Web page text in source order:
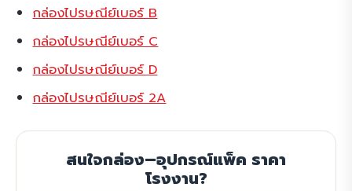
กล่องไปรษณีย์เบอร์ B
กล่องไปรษณีย์เบอร์ C
กล่องไปรษณีย์เบอร์ D
กล่องไปรษณีย์เบอร์ 2A
สนใจกล่อง–อุปกรณ์แพ็ค ราคา
โรงงาน?